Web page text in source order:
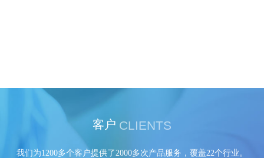
客户 CLIENTS
我们为1200多个客户提供了2000多次产品服务，覆盖22个行业。